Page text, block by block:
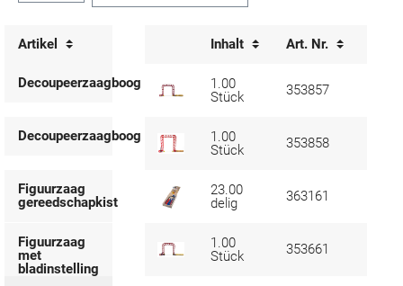
Artikel Inhalt Art. Nr.
Decoupeerzaagboog
1.00
Stück
353857
Decoupeerzaagboog
1.00
Stück
353858
Figuurzaag
gereedschapkist
23.00
delig
363161
Figuurzaag
met
bladinstelling
1.00
Stück
353661